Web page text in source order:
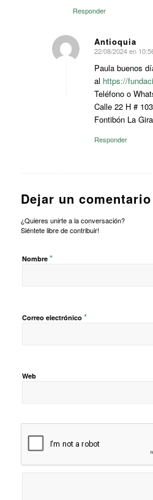
Responder
Antioquia
Dice:
22/08/2024 en
Paula buenos
al https://
Teléfono o
Calle 22 H #
Fontibón La
Responder
Dejar un comentario
¿Quieres unirte a la conversación?
Siéntete libre de contribuir!
Nombre *
Correo electrónico *
Web